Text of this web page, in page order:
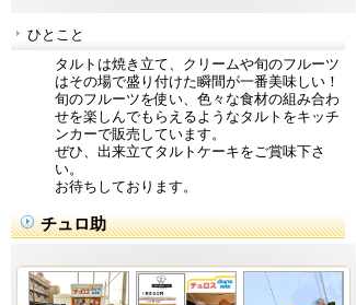
ひとこと
タルトは焼き立て、クリームや旬のフルーツ
はその場で盛り付けた瞬間が一番美味しい！
旬のフルーツを使い、色々な食材の組み合わ
せを楽しんでもらえるようなタルトをキッチ
ンカーで販売しています。
ぜひ、出来立てタルトケーキをご賞味下さ
い。
お待ちしております。
チュロ助